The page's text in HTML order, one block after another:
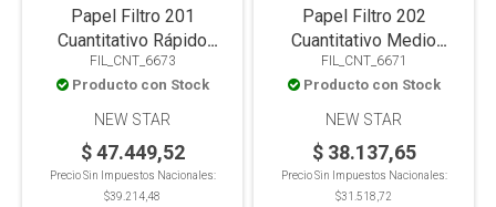
Papel Filtro 201
Cuantitativo Rápido
125mm X 100u
FIL_CNT_6673
Producto con Stock
NEW STAR
$ 47.449,52
Precio Sin Impuestos Nacionales:
$39.214,48
Papel Filtro 202
Cuantitativo Medio
110mm X 100u
FIL_CNT_6671
Producto con Stock
NEW STAR
$ 38.137,65
Precio Sin Impuestos Nacionales:
$31.518,72